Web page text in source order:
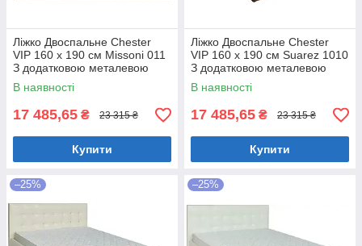
Ліжко Двоспальне Chester
VIP 160 х 190 см Missoni 011
З додатковою металевою
цільнозварною рамою
Темно-коричневий
В наявності
17 485,65 ₴ 23 315 ₴
Купити
Ліжко Двоспальне Chester
VIP 160 х 190 см Suarez 1010
З додатковою металевою
цільнозварною рамою
Коричневий
В наявності
17 485,65 ₴ 23 315 ₴
Купити
–25% –25%